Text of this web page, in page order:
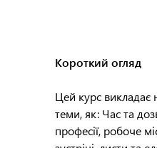
Короткий огляд
Цей курс викладає
теми, як: Час та
професії, робоче